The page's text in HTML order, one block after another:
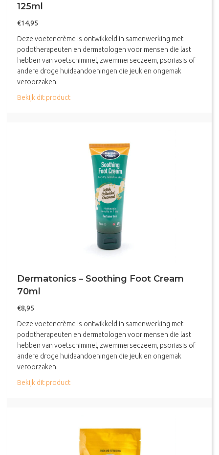
125ml
€14,95
Deze voetencrème is ontwikkeld in samenwerking met
podotherapeuten en dermatologen voor mensen die last
hebben van voetschimmel, zwemmerseczeem, psoriasis of
andere droge huidaandoeningen die jeuk en ongemak
veroorzaken.
Bekijk dit productabout Dermatonics – Soothing Foot Cream
Dermatonics – Soothing Foot Cream
70ml
€8,95
Deze voetencrème is ontwikkeld in samenwerking met
podotherapeuten en dermatologen voor mensen die last
hebben van voetschimmel, zwemmerseczeem, psoriasis of
andere droge huidaandoeningen die jeuk en ongemak
veroorzaken.
Bekijk dit productabout Dermatonics – Soothing Foot Cream 70ml